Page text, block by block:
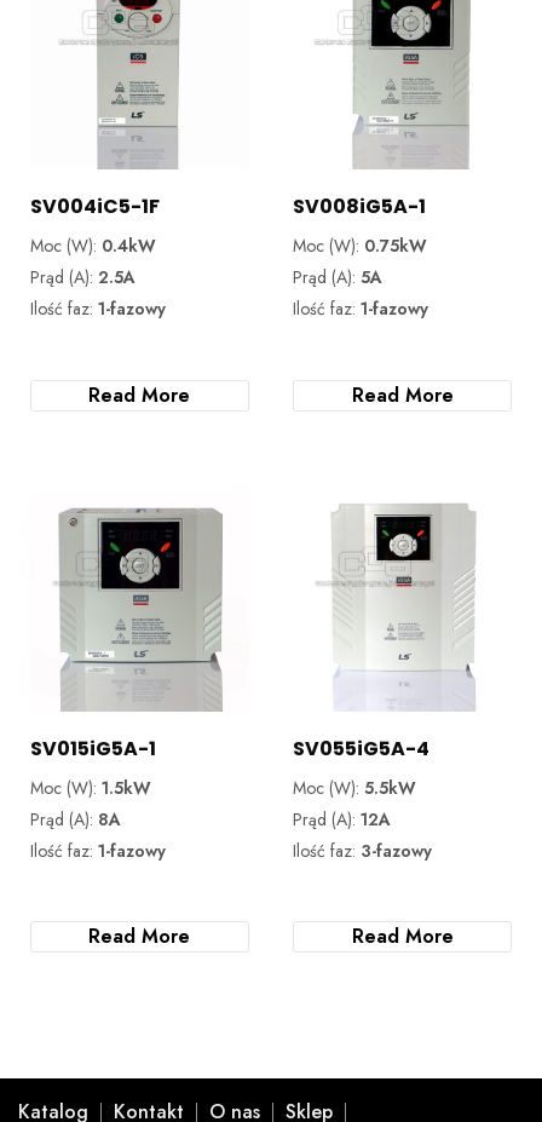
SV004iC5-1F
Moc (W): 0.4kW
Prąd (A): 2.5A
Ilość faz: 1-fazowy
Read More
SV008iG5A-1
Moc (W): 0.75kW
Prąd (A):5A
Ilość faz:1-fazowy
Read More
SV015iG5A-1
Moc (W): 1.5kW
Prąd (A): 8A
Ilość faz: 1-fazowy
Read More
SV055iG5A-4
Moc (W):5.5kW
Prąd (A):12A
Ilość faz: 3-fazowy
Read More
Katalog Kontakt O nas Sklep